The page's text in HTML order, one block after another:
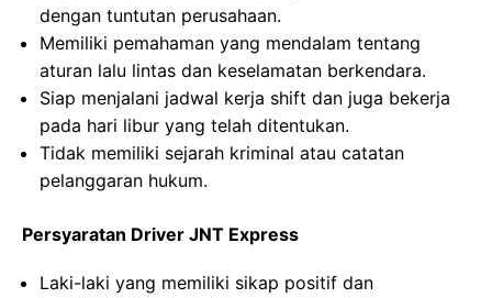
dengan tuntutan perusahaan.
Memiliki pemahaman yang mendalam tentang
aturan lalu lintas dan keselamatan berkendara.
Siap menjalani jadwal kerja shift dan juga bekerja
pada hari libur yang telah ditentukan.
Tidak memiliki sejarah kriminal atau catatan
pelanggaran hukum.
Persyaratan Driver JNT Express
Laki-laki yang memiliki sikap positif dan